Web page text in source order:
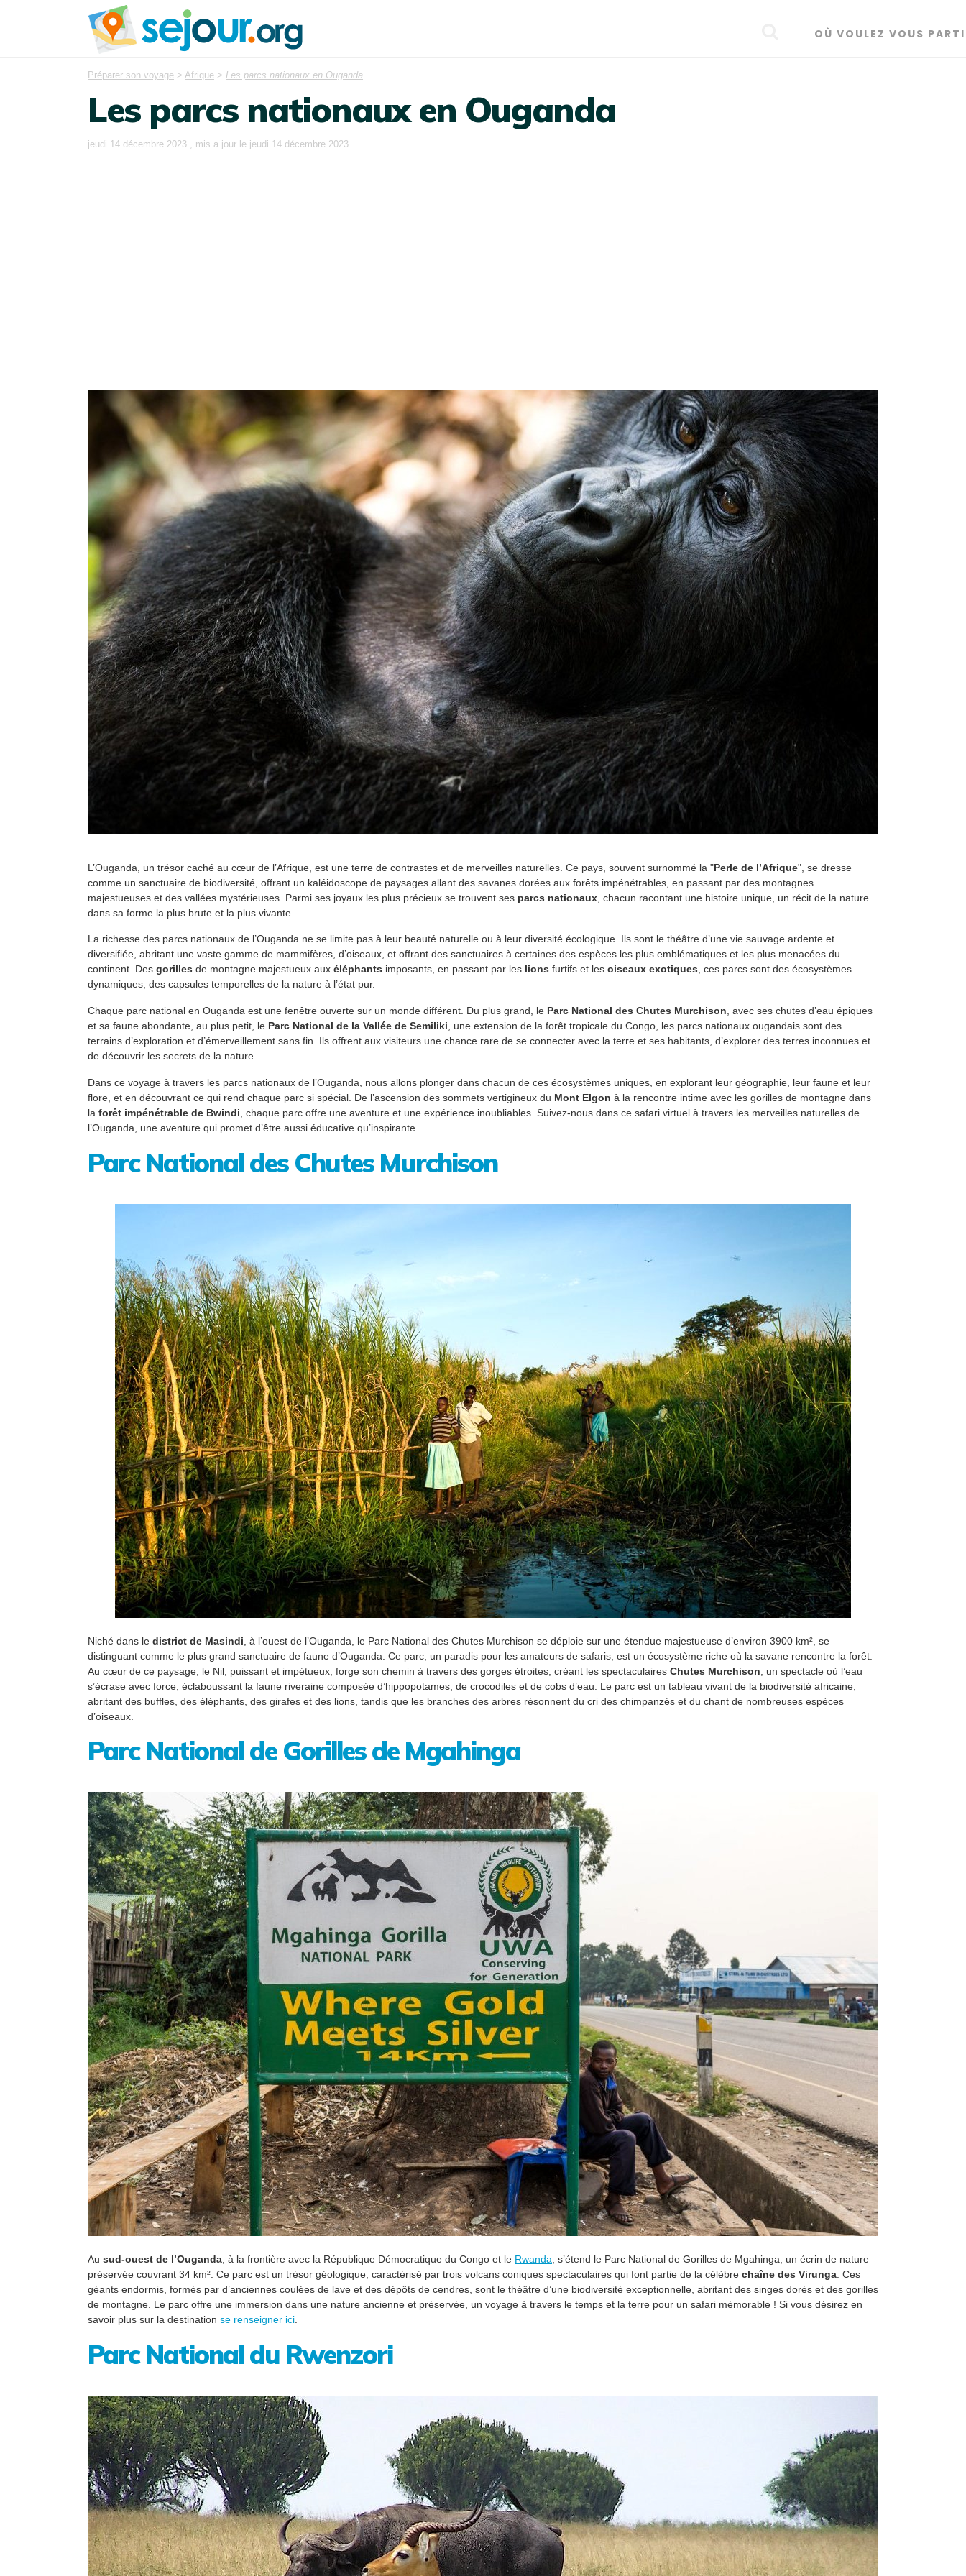
OÙ VOULEZ VOUS
Préparer son voyage > Afrique > Les parcs nationaux en Ouganda
Les parcs nationaux en Ouganda
jeudi 14 décembre 2023 , mis a jour le jeudi 14 décembre 2023
L’Ouganda, un trésor caché au cœur de l’Afrique, est une terre de contrastes et de merveilles naturelles. Ce pays, souvent surnommé la "Perle de l’Afrique", se dresse
comme un sanctuaire de biodiversité, offrant un kaléidoscope de paysages allant des savanes dorées aux forêts impénétrables, en passant par des montagnes
majestueuses et des vallées mystérieuses. Parmi ses joyaux les plus précieux se trouvent ses parcs nationaux , chacun racontant une histoire unique, un récit de la nature
dans sa forme la plus brute et la plus vivante.
La richesse des parcs nationaux de l’Ouganda ne se limite pas à leur beauté naturelle ou à leur diversité écologique. Ils sont le théâtre d’une vie sauvage ardente et
diversifiée, abritant une vaste gamme de mammifères, d’oiseaux, et offrant des sanctuaires à certaines des espèces les plus emblématiques et les plus menacées du
continent. Des gorilles de montagne majestueux aux éléphants imposants, en passant par les lions furtifs et les oiseaux exotiques, ces parcs sont des écosystèmes
dynamiques, des capsules temporelles de la nature à l’état pur.
Chaque parc national en Ouganda est une fenêtre ouverte sur un monde différent. Du plus grand, le Parc National des Chutes Murchison, avec ses chutes d’eau épiques
et sa faune abondante, au plus petit, le Parc National de la Vallée de Semiliki, une extension de la forêt tropicale du Congo, les parcs nationaux ougandais sont des
terrains d’exploration et d’émerveillement sans fin. Ils offrent aux visiteurs une chance rare de se connecter avec la terre et ses habitants, d’explorer des terres inconnues et
de découvrir les secrets de la nature.
Dans ce voyage à travers les parcs nationaux de l’Ouganda, nous allons plonger dans chacun de ces écosystèmes uniques, en explorant leur géographie, leur faune et leur
flore, et en découvrant ce qui rend chaque parc si spécial. De l’ascension des sommets vertigineux du Mont Elgon à la rencontre intime avec les gorilles de montagne dans
la forêt impénétrable de Bwindi , chaque parc offre une aventure et une expérience inoubliables. Suivez-nous dans ce safari virtuel à travers les merveilles naturelles de
l’Ouganda, une aventure qui promet d’être aussi éducative qu’inspirante.
Parc National des Chutes Murchison
Niché dans le district de Masindi , à l’ouest de l’Ouganda, le Parc National des Chutes Murchison se déploie sur une étendue majestueuse d’environ 3900 km², se
distinguant comme le plus grand sanctuaire de faune d’Ouganda. Ce parc, un paradis pour les amateurs de safaris, est un écosystème riche où la savane rencontre la forêt.
Au cœur de ce paysage, le Nil, puissant et impétueux, forge son chemin à travers des gorges étroites, créant les spectaculaires Chutes Murchison , un spectacle où l’eau
s’écrase avec force, éclaboussant la faune riveraine composée d’hippopotames, de crocodiles et de cobs d’eau. Le parc est un tableau vivant de la biodiversité africaine,
abritant des buffles, des éléphants, des girafes et des lions, tandis que les branches des arbres résonnent du cri des chimpanzés et du chant de nombreuses espèces
d’oiseaux.
Parc National de Gorilles de Mgahinga
Au sud-ouest de l’Ouganda , à la frontière avec la République Démocratique du Congo et le Rwanda , s’étend le Parc National de Gorilles de Mgahinga, un écrin de nature
préservée couvrant 34 km². Ce parc est un trésor géologique, caractérisé par trois volcans coniques spectaculaires qui font partie de la célèbre chaîne des Virunga . Ces
géants endormis, formés par d’anciennes coulées de lave et des dépôts de cendres, sont le théâtre d’une biodiversité exceptionnelle, abritant des singes dorés et des gorilles
de montagne. Le parc offre une immersion dans une nature ancienne et préservée, un voyage à travers le temps et la terre pour un safari mémorable ! Si vous désirez en
savoir plus sur la destination se renseigner ici
Parc National du Rwenzori